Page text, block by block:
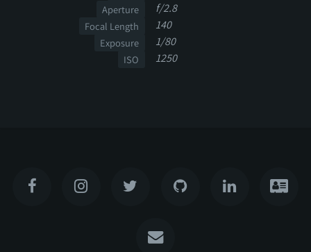
Aperture f/2.8
Focal Length 140
Exposure 1/80
ISO 1250